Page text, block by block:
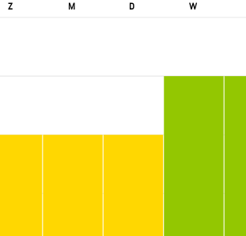
Z M D W